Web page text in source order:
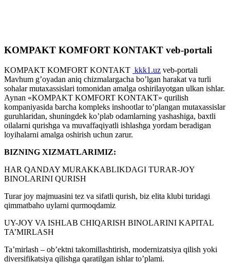
KOMPAKT KOMFORT KONTAKT veb-portali
KOMPAKT KOMFORT KONTAKT kkk1.uz veb-portali
Mavhum g’oyadan aniq chizmalargacha bo’lgan harakat va turli
sohalar mutaxassislari tomonidan amalga oshirilayotgan ulkan ishlar.
Aynan «KOMPAKT KOMFORT KONTAKT» qurilish
kompaniyasida barcha kompleks inshootlar to’plangan mutaxassislar
guruhlaridan, shuningdek ko’plab odamlarning yashashiga, baxtli
oilalarni qurishga va muvaffaqiyatli ishlashga yordam beradigan
loyihalarni amalga oshirish uchun zarur.
BIZNING XIZMATLARIMIZ:
HAR QANDAY MURAKKABLIKDAGI TURAR-JOY
BINOLARINI QURISH
Turar joy majmuasini tez va sifatli qurish, biz elita klubi turidagi
qimmatbaho uylarni qurmoqdamiz
UY-JOY VA ISHLAB CHIQARISH BINOLARINI KAPITAL
TA’MIRLASH
Ta’mirlash – ob’ektni takomillashtirish, modernizatsiya qilish yoki
diversifikatsiya qilishga qaratilgan ishlar to’plami.